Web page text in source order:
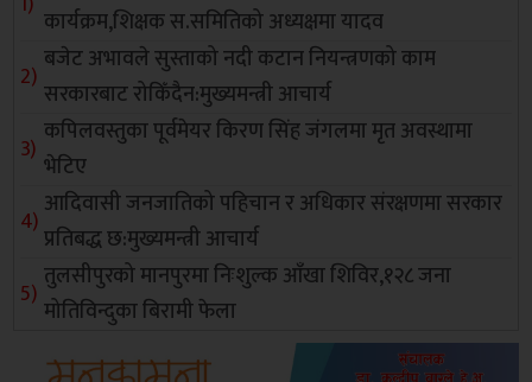
कार्यक्रम,शिक्षक स.समितिको अध्यक्षमा यादव
बजेट अभावले सुस्ताको नदी कटान नियन्त्रणको काम
सरकारबाट रोकिँदैन:मुख्यमन्त्री आचार्य
कपिलवस्तुका पूर्वमेयर किरण सिंह जंगलमा मृत अवस्थामा
भेटिए
आदिवासी जनजातिको पहिचान र अधिकार संरक्षणमा सरकार
प्रतिबद्ध छ:मुख्यमन्त्री आचार्य
तुलसीपुरको मानपुरमा निःशुल्क आँखा शिविर,१२८ जना
मोतिविन्दुका बिरामी फेला